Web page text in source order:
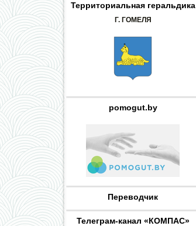
Территориальная геральдика
Г. ГОМЕЛЯ
pomogut.by
Переводчик
Телеграм-канал «КОМПАС»